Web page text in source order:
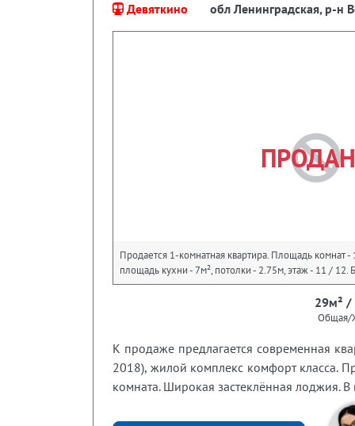
Девяткино обл Ленинградская, р-н
Продается 1-комнатная квартира. Площадь комнат
площадь кухни - 7м², потолки - 2.75м, этаж - 11 /
29м² /
Общая/
К продаже предлагается современная
2018), жилой комплекс комфорт класса.
комната. Широкая застеклённая лоджия. В